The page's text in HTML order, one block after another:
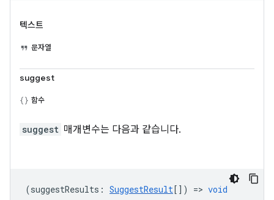
텍스트
문자열
suggest
함수
suggest 매개변수는 다음과 같습니다.
(suggestResults : SuggestResult[]) => void